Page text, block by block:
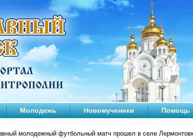
Молодежь Новомученики Помощь
молодежный футбольный матч прошел в селе